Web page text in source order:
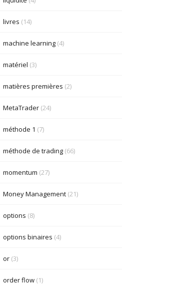
livres (14)
machine learning(4)
matériel (3)
matières premières (2)
MetaTrader(24)
méthode 1 (7)
méthode de trading(66)
momentum (27)
Money Management(21)
options (8)
options binaires (4)
or(3)
order flow(1)